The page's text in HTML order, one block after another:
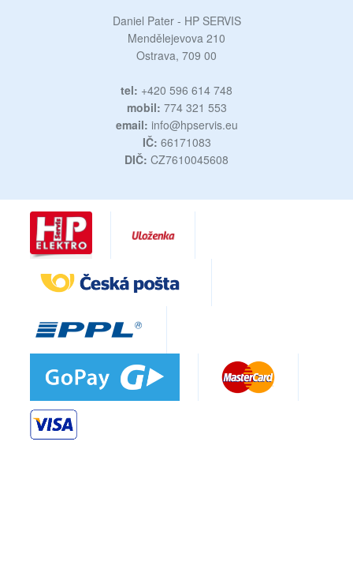
Daniel Pater - HP SERVIS
Mendělejevova 210
Ostrava, 709 00
tel: +420 596 614 748
mobil: 774 321 553
email: info@hpservis.eu
IČ: 66171083
DIČ: CZ7610045608